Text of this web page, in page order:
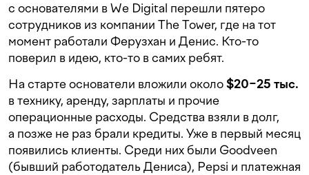
с основателями в We Digital перешли пятеро
сотрудников из компании The Tower, где на тот
момент работали Ферузхан и Денис. Кто-то
поверил в идею, кто-то в самих ребят.
На старте основатели вложили около$20−25 тыс.
в технику, аренду, зарплаты и прочие
операционные расходы. Средства взяли в долг,
а позже не раз брали кредиты. Уже в первый месяц
появились клиенты. Среди них были Goodveen
(бывший работодатель Дениса), Pepsi и платежная